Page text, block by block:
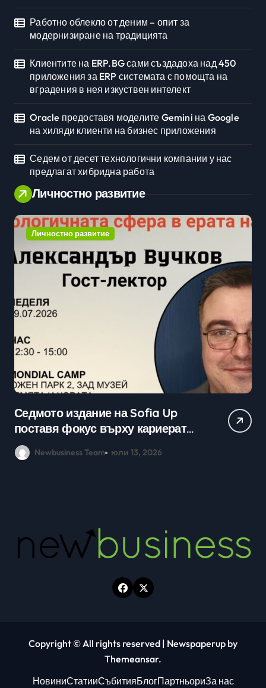
Работно облекло от деним – опит за
модернизиране на традицията
Клиентите на ERP.BG сами създадоха над 450
приложения за ERP системата с помощта на
вградения в нея изкуствен интелект
Oracle предоставя моделите Gemini на Google
на хиляди клиенти на бизнес приложения
Седем от десет технологични компании у нас
предлагат хибридна работа
Личностно развитие
Личностно развитие
Практически уроци по бизнес и
кариерно развитие събраха
млади хора на SOFIA UP
Newbusiness Team юни 26, 2026
Copyright © All rights reserved | Newspaperup by
Themeansar.
НовиниСтатииСъбитияБлогПартньориЗа нас